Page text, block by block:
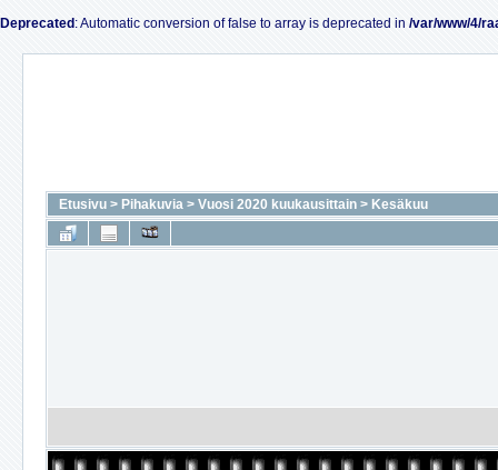
Deprecated : Automatic conversion of false to array is deprecated in /var/www/4/
Etusivu > Pihakuvia > Vuosi 2020 kuukausittain > Kesäkuu